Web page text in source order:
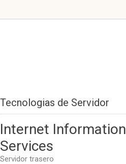
Tecnologias de Servidor
Internet Information
Services
Servidor trasero